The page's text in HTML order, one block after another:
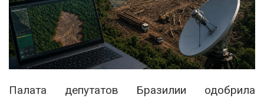
Палата депутатов Бразилии одобрила